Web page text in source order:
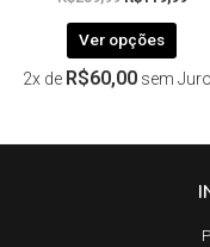
Ver opções
2x de R$60,00 sem